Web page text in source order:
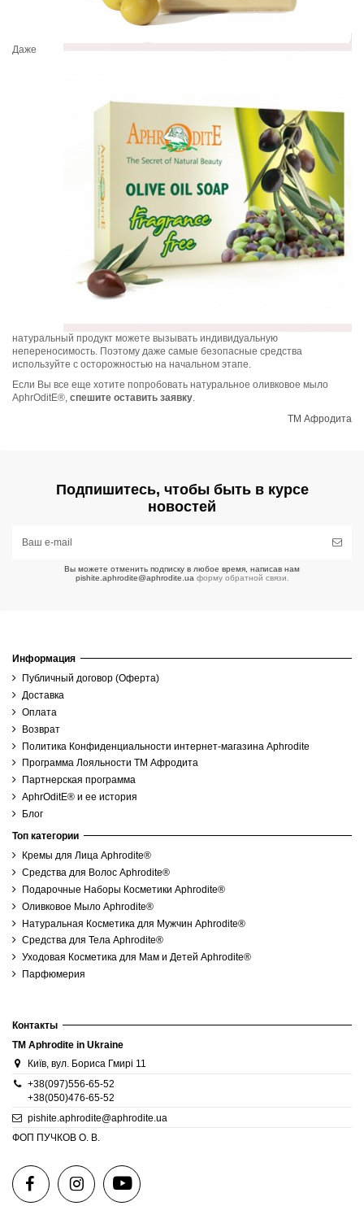
Даже
натуральный продукт можете вызывать индивидуальную
непереносимость. Поэтому даже самые безопасные средства
используйте с осторожностью на начальном этапе.
Если Вы все еще хотите попробовать натуральное оливковое мыло
AphrOditE®, спешите оставить заявку.
ТМ Афродита
Подпишитесь, чтобы быть в курсе
новостей
Вы можете отменить подписку в любое время, написав нам
pishite.aphrodite@aphrodite.ua форму обратной связи.
Информация
Публичный договор (Оферта)
Доставка
Оплата
Возврат
Политика Конфиденциальности интернет-магазина Aphrodite
Программа Лояльности ТМ Афродита
Партнерская программа
AphrOditE® и ее история
Блог
Топ категории
Кремы для Лица Aphrodite®
Средства для Волос Aphrodite®
Подарочные Наборы Косметики Aphrodite®
Оливковое Мыло Aphrodite®
Натуральная Косметика для Мужчин Aphrodite®
Средства для Тела Aphrodite®
Уходовая Косметика для Мам и Детей Aphrodite®
Парфюмерия
Контакты
TM Aphrodite in Ukraine
Київ, вул. Бориса Гмирі 11
+38(097)556-65-52
+38(050)476-65-52
pishite.aphrodite@aphrodite.ua
ФОП ПУЧКОВ О. В.